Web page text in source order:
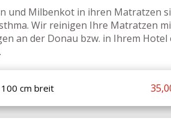
und Milbenkot in ihren Matratzen
Wir reinigen Ihre Matratzen
an der Donau bzw. in Ihrem
cm breit